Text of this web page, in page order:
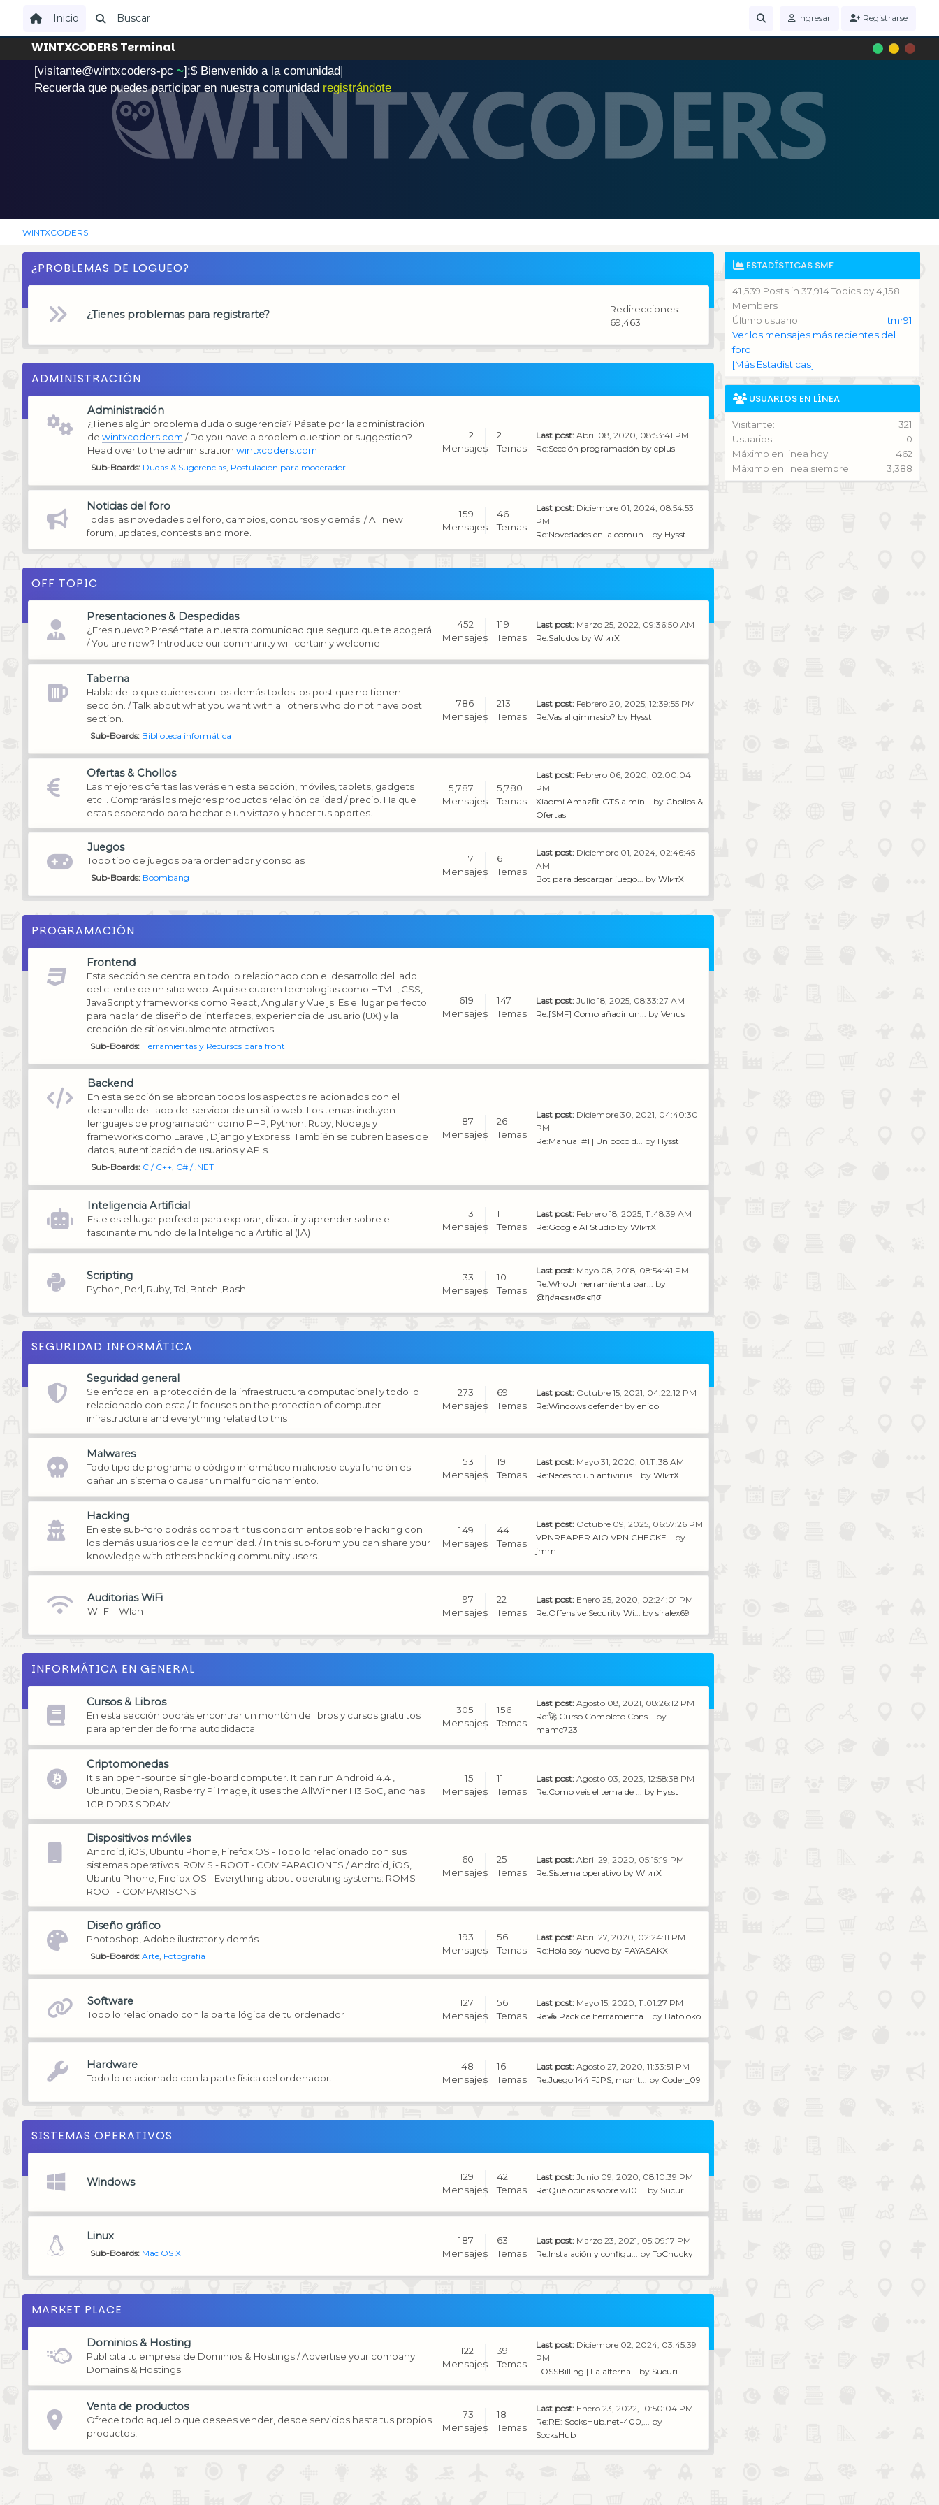
Inicio Buscar Ingresar Registrarse
WINTXCODERS Terminal
[visitante@wintxcoders-pc ~]:$ .Bienvenido a la comunidad|
Recuerda que puedes participar en nuestra comunidad registrándote
WINTXCODERS
¿PROBLEMAS DE LOGUEO?
¿Tienes problemas para registrarte?
Redirecciones:
69,463
ADMINISTRACIÓN
Administración
¿Tienes algún problema duda o sugerencia? Pásate por la administración
de wintxcoders.com / Do you have a problem question or suggestion?
Head over to the administration wintxcoders.com
Sub-Boards Dudas & Sugerencias Postulación para moderador
2
Mensajes
2
Temas
Last post:Abril 08, 2020, 08:53:41 PM
Re:Sección programación bycplus
Noticias del foro
Todas las novedades del foro, cambios, concursos y demás. / All new
forum, updates, contests and more.
159
Mensajes
46
Temas
Last post: Diciembre 01, 2024, 08:54:53
PM
Re:Novedades en la comun...
by Hysst
OFF TOPIC
Presentaciones & Despedidas
¿Eres nuevo? Preséntate a nuestra comunidad que seguro que te acogerá
/ You are new? Introduce our community will certainly welcome
452
Mensajes
119
Temas
Last post: Marzo 25, 2022, 09:36:50 AM
Re:Saludos byWIитX
Taberna
Habla de lo que quieres con los demás todos los post que no tienen
sección. / Talk about what you want with all others who do not have post
section.
Sub-Boards Biblioteca informática
786
Mensajes
213
Temas
Last post: Febrero 20, 2025, 12:39:55 PM
Re:Vas al gimnasio? by Hysst
Ofertas & Chollos
Las mejores ofertas las verás en esta sección, móviles, tablets, gadgets
etc... Comprarás los mejores productos relación calidad / precio. Ha que
estas esperando para hecharle un vistazo y hacer tus aportes.
5,787
Mensajes
5,780
Temas
Last post: Febrero 06, 2020, 02:00:04
PM
Xiaomi Amazfit GTS a mín...
by Chollos &
Ofertas
Juegos
Todo tipo de juegos para ordenador y consolas
Sub-Boards Boombang
7
Mensajes
6
Temas
Last post: Diciembre 01, 2024, 02:46:45
AM
Bot para descargar juego...
byWIитX
PROGRAMACIÓN
Frontend
Esta sección se centra en todo lo relacionado con el desarrollo del lado
del cliente de un sitio web. Aquí se cubren tecnologías como HTML, CSS,
JavaScript y frameworks como React, Angular y Vue.js. Es el lugar perfecto
para hablar de diseño de interfaces, experiencia de usuario (UX) y la
creación de sitios visualmente atractivos.
Sub-Boards Herramientas y Recursos para front
619
Mensajes
147
Temas
Last post:Julio 18, 2025, 08:33:27 AM
Re:[SMF] Como añadir un...
byVenus
Backend
En esta sección se abordan todos los aspectos relacionados con el
desarrollo del lado del servidor de un sitio web. Los temas incluyen
lenguajes de programación como PHP, Python, Ruby, Node.js y
frameworks como Laravel, Django y Express. También se cubren bases de
datos, autenticación de usuarios y APIs.
Sub-Boards C / C++ C# / .NET
87
Mensajes
26
Temas
Last post: Diciembre 30, 2021, 04:40:30
PM
Re:Manual #1 | Un poco d... by Hysst
Inteligencia Artificial
Este es el lugar perfecto para explorar, discutir y aprender sobre el
fascinante mundo de la Inteligencia Artificial (IA)
3
Mensajes
1
Temas
Last post: Febrero 18, 2025, 11:48:39 AM
Re:Google AI Studio byWIитX
Scripting
Python, Perl, Ruby, Tcl, Batch ,Bash
33
Mensajes
10
Temas
Last post: Mayo 08, 2018, 08:54:41 PM
Re:WhoUr herramienta par... by
@η∂яєѕмσяєησ
SEGURIDAD INFORMÁTICA
Seguridad general
Se enfoca en la protección de la infraestructura computacional y todo lo
relacionado con esta / It focuses on the protection of computer
infrastructure and everything related to this
273
Mensajes
69
Temas
Last post: Octubre 15, 2021, 04:22:12 PM
Re:Windows defender byenido
Malwares
Todo tipo de programa o código informático malicioso cuya función es
dañar un sistema o causar un mal funcionamiento.
53
Mensajes
19
Temas
Last post: Mayo 31, 2020, 01:11:38 AM
Re:Necesito un antivirus...
byWIитX
Hacking
En este sub-foro podrás compartir tus conocimientos sobre hacking con
los demás usuarios de la comunidad. / In this sub-forum you can share your
knowledge with others hacking community users.
149
Mensajes
44
Temas
Last post: Octubre 09, 2025, 06:57:26 PM
VPNREAPER AIO VPN CHECKE...
by
jmm
Auditorias WiFi
Wi-Fi - Wlan
97
Mensajes
22
Temas
Last post: Enero 25, 2020, 02:24:01 PM
Re:Offensive Security Wi...
bysiralex69
INFORMÁTICA EN GENERAL
Cursos & Libros
En esta sección podrás encontrar un montón de libros y cursos gratuitos
para aprender de forma autodidacta
305
Mensajes
156
Temas
Last post:Agosto 08, 2021, 08:26:12 PM
Re:🚀 Curso Completo Cons... by
mamc723
Criptomonedas
It's an open-source single-board computer. It can run Android 4.4 ,
Ubuntu, Debian, Rasberry Pi Image, it uses the AllWinner H3 SoC, and has
1GB DDR3 SDRAM
15
Mensajes
11
Temas
Last post:Agosto 03, 2023, 12:58:38 PM
Re:Como veis el tema de ... by Hysst
Dispositivos móviles
Android, iOS, Ubuntu Phone, Firefox OS - Todo lo relacionado con sus
sistemas operativos: ROMS - ROOT - COMPARACIONES / Android, iOS,
Ubuntu Phone, Firefox OS - Everything about operating systems: ROMS -
ROOT - COMPARISONS
60
Mensajes
25
Temas
Last post:Abril 29, 2020, 05:15:19 PM
Re:Sistema operativo byWIитX
Diseño gráfico
Photoshop, Adobe ilustrator y demás
Sub-Boards Arte Fotografía
193
Mensajes
56
Temas
Last post:Abril 27, 2020, 02:24:11 PM
Re:Hola soy nuevo by PAYASAKX
Software
Todo lo relacionado con la parte lógica de tu ordenador
127
Mensajes
56
Temas
Last post: Mayo 15, 2020, 11:01:27 PM
Re:🚓 Pack de herramienta...
by Batoloko
Hardware
Todo lo relacionado con la parte física del ordenador.
48
Mensajes
16
Temas
Last post:Agosto 27, 2020, 11:33:51 PM
Re:Juego 144 FJPS, monit...
by Coder_09
SISTEMAS OPERATIVOS
Windows
129
Mensajes
42
Temas
Last post:Junio 09, 2020, 08:10:39 PM
Re:Qué opinas sobre w10 ... by Sucuri
Linux
Sub-Boards Mac OS X
187
Mensajes
63
Temas
Last post: Marzo 23, 2021, 05:09:17 PM
Re:Instalación y configu... byToChucky
MARKET PLACE
Dominios & Hosting
Publicita tu empresa de Dominios & Hostings / Advertise your company
Domains & Hostings
122
Mensajes
39
Temas
Last post: Diciembre 02, 2024, 03:45:39
PM
FOSSBilling | La alterna...
by Sucuri
Venta de productos
Ofrece todo aquello que desees vender, desde servicios hasta tus propios
productos!
73
Mensajes
18
Temas
Last post: Enero 23, 2022, 10:50:04 PM
Re:RE: SocksHub.net-400,...
by
SocksHub
ESTADÍSTICAS SMF
41,539 Posts in 37,914 Topics by 4,158
Members
Último usuario:
tmr91
Ver los mensajes más recientes del
foro.
[Más Estadísticas]
USUARIOS EN LÍNEA
Visitante:
321
Usuarios:
0
Máximo en linea hoy:
462
Máximo en linea siempre:
3,388